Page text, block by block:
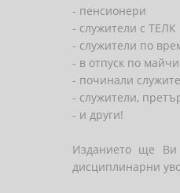
- пенсионери
- служители с ТЕЛК
- служители по
- в отпуск по
- починали
- служители,
- и други!
Изданието ще Ви
дисциплинарни